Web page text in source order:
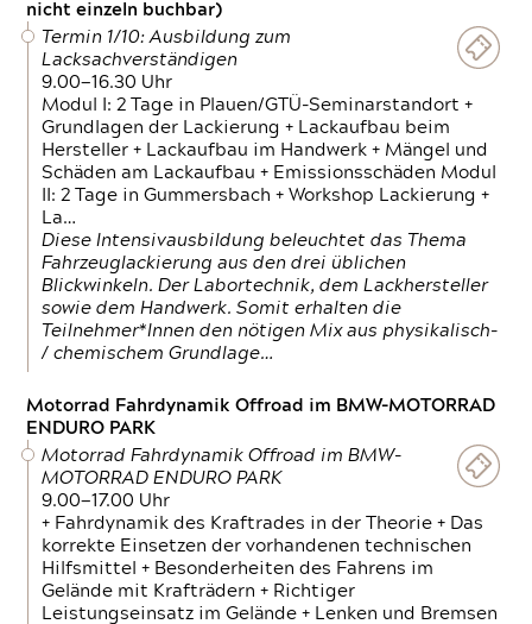
nicht einzeln buchbar)
Termin 1/10: Ausbildung zum
Lacksachverständigen
9.00—16.30 Uhr
Modul I: 2 Tage in Plauen/GTÜ-Seminarstandort +
Grundlagen der Lackierung + Lackaufbau beim
Hersteller + Lackaufbau im Handwerk + Mängel und
Schäden am Lackaufbau + Emissionsschäden Modul
II: 2 Tage in Gummersbach + Workshop Lackierung +
La…
Diese Intensivausbildung beleuchtet das Thema
Fahrzeuglackierung aus den drei üblichen
Blickwinkeln. Der Labortechnik, dem Lackhersteller
sowie dem Handwerk. Somit erhalten die
Teilnehmer*Innen den nötigen Mix aus physikalisch-
/ chemischem Grundlage…
Motorrad Fahrdynamik Offroad im BMW-MOTORRAD
ENDURO PARK
Motorrad Fahrdynamik Offroad im BMW-
MOTORRAD ENDURO PARK
9.00—17.00 Uhr
+ Fahrdynamik des Kraftrades in der Theorie + Das
korrekte Einsetzen der vorhandenen technischen
Hilfsmittel + Besonderheiten des Fahrens im
Gelände mit Krafträdern + Richtiger
Leistungseinsatz im Gelände + Lenken und Bremsen